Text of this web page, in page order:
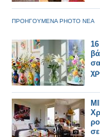
ΠΡΟΗΓΟΥΜΕΝΑ PHOTO ΝΕΑ